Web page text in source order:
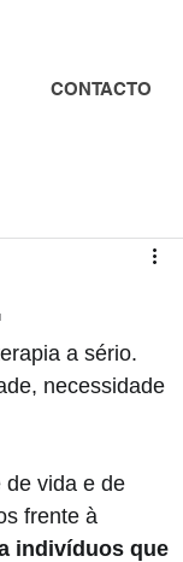
CONTACTO
a sério.
necessidade
de vida e de
frente à
indivíduos que